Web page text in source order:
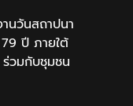
นวันสถาปนา
ปี ภายใต้
วมกับชุมชน